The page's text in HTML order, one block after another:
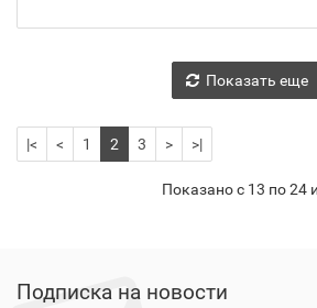
Показать еще
|< < 1 2 3 > >|
Показано с 13 по 24
Подписка на новости